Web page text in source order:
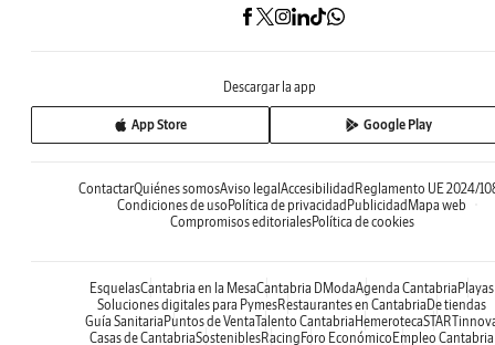
Descargar la app
App Store Google Play
ContactarQuiénes somosAviso legalAccesibilidadReglamento UE 2024/
Condiciones de usoPolítica de privacidadPublicidadMapa web
Compromisos editorialesPolítica de cookies
EsquelasCantabria en la MesaCantabria DModaAgenda CantabriaPlayas
Soluciones digitales para PymesRestaurantes en CantabriaDe tiendas
Guía SanitariaPuntos de VentaTalento CantabriaHemeroteca
Casas de CantabriaSosteniblesRacingForo EconómicoEmpleo Cantabria